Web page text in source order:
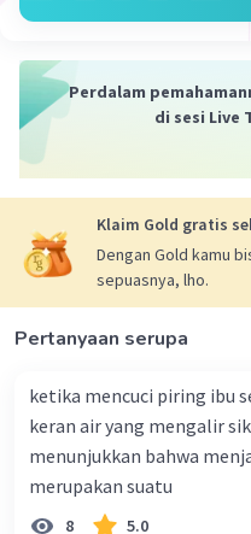
memfokuskan
pengamatan optik.
Perdalam
di sesi Live
Klaim Gold gratis
Dengan Gold kamu
sepuasnya, lho.
Pertanyaan serupa
ketika mencuci piring ibu
keran air yang mengalir
menunjukkan bahwa
merupakan suatu
8 5.0